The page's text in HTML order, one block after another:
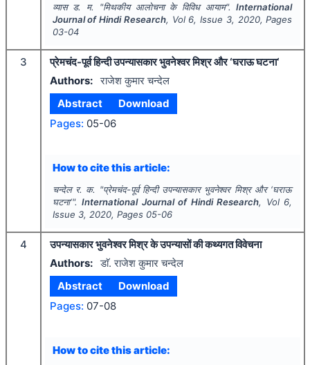
व्यास ड. म. "मिथकीय आलोचना के विविध आयाम".International
Journal of Hindi Research, Vol 6, Issue 3, 2020, Pages
03-04
3
प्रेमचंद-पूर्व हिन्दी उपन्यासकार भुवनेश्वर मिश्र और ‘घराऊ घटना‘
Authors: राजेश कुमार चन्देल
Abstract
Download
Pages: 05-06
How to cite this article:
चन्देल र. क. "प्रेमचंद-पूर्व हिन्दी उपन्यासकार भुवनेश्वर मिश्र और ‘घराऊ
घटना‘".International Journal of Hindi Research, Vol 6,
Issue 3, 2020, Pages 05-06
4
उपन्यासकार भुवनेश्वर मिश्र के उपन्यासों की कथ्यगत विवेचना
Authors: डाॅ. राजेश कुमार चन्देल
Abstract
Download
Pages: 07-08
How to cite this article: